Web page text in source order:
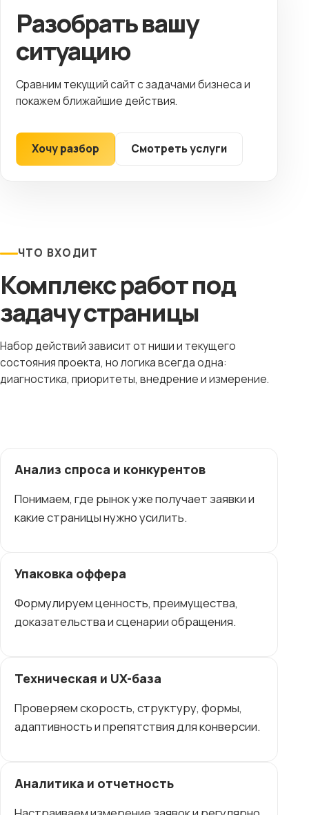
Разобрать вашу
ситуацию
Сравним текущий сайт с задачами бизнеса и
покажем ближайшие действия.
Хочу разбор Смотреть услуги
ЧТО ВХОДИТ
Комплекс работ под
задачу страницы
Набор действий зависит от ниши и текущего
состояния проекта, но логика всегда одна:
диагностика, приоритеты, внедрение и измерение.
Анализ спроса и конкурентов
Понимаем, где рынок уже получает заявки и
какие страницы нужно усилить.
Упаковка оффера
Формулируем ценность, преимущества,
доказательства и сценарии обращения.
Техническая и UX-база
Проверяем скорость, структуру, формы,
адаптивность и препятствия для конверсии.
Аналитика и отчетность